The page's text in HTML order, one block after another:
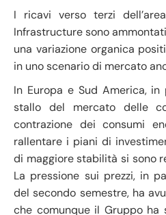
I ricavi verso terzi
Infrastructure sono
una variazione organica
in uno scenario di mercato
In Europa e Sud America,
stallo del mercato delle
contrazione dei consumi
rallentare i piani di
di maggiore stabilità si sono
La pressione sui prezzi, in
del secondo semestre, ha
che comunque il Gruppo ha